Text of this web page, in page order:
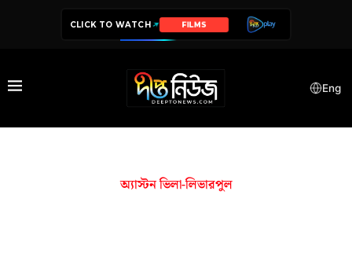
CLICK TO WATCH FILMS
Eng
অ্যাস্টন ভিলা-লিভারপুল